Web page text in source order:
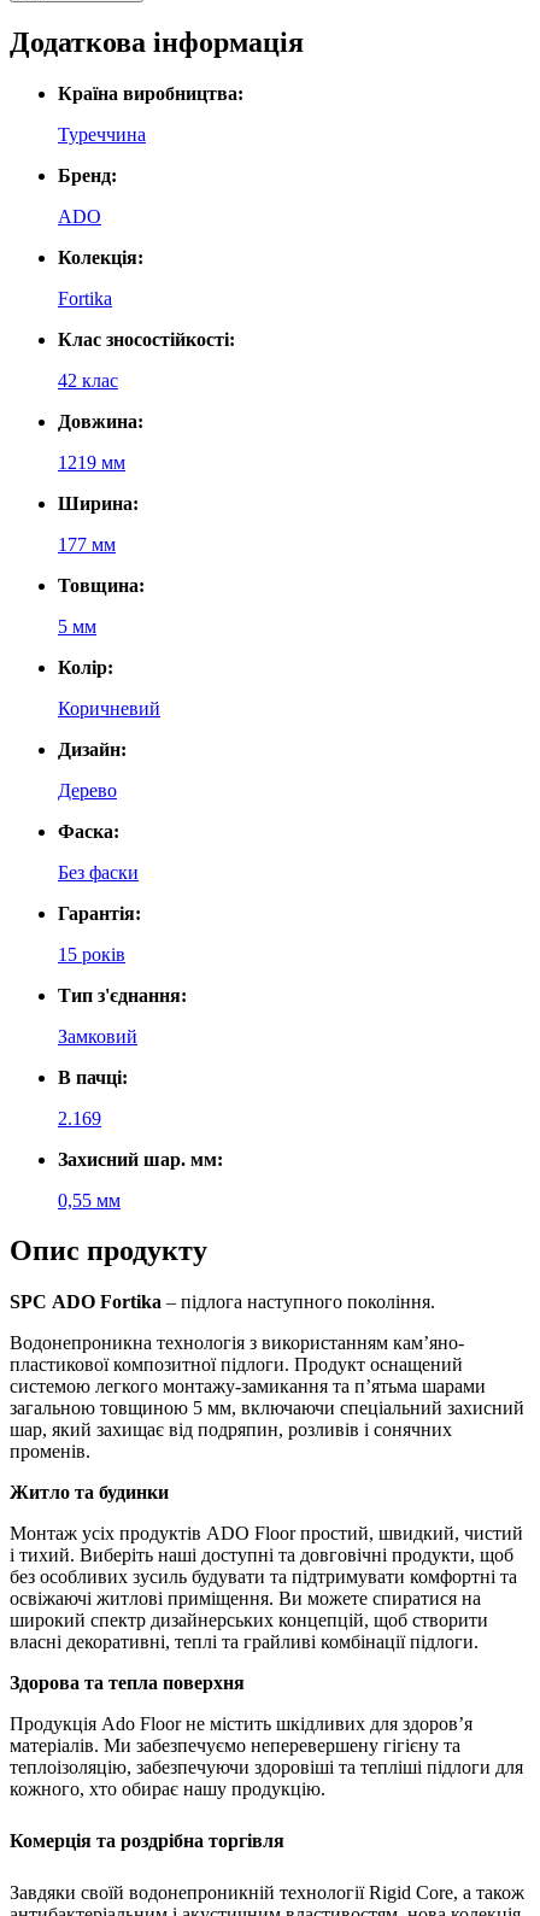
Додаткова інформація
Країна виробництва:
Туреччина
Бренд:
ADO
Колекція:
Fortika
Клас зносостійкості:
42 клас
Довжина:
1219 мм
Ширина:
177 мм
Товщина:
5 мм
Колір:
Коричневий
Дизайн:
Дерево
Фаска:
Без фаски
Гарантія:
15 років
Тип з'єднання:
Замковий
В пачці:
2.169
Захисний шар. мм:
0,55 мм
Опис продукту
SPC ADO Fortika – підлога наступного покоління.
Водонепроникна технологія з використанням кам’яно-
пластикової композитноїпідлоги. Продукт оснащений
системою легкого монтажу-замикання та п’ятьма шарами
загальною товщиною 5 мм, включаючи спеціальний захисний
шар, який захищає від подряпин, розливів і сонячних
променів.
Житло та будинки
Монтаж усіх продуктів ADO Floor простий, швидкий, чистий
і тихий. Виберіть наші доступні та довговічні продукти, щоб
без особливих зусиль будувати та підтримувати комфортні та
освіжаючі житлові приміщення. Ви можете спиратися на
широкий спектр дизайнерських концепцій, щоб створити
власні декоративні, теплі та грайливі комбінації підлоги.
Здорова та тепла поверхня
Продукція Ado Floor не містить шкідливих для здоров’я
матеріалів. Ми забезпечуємо неперевершену гігієну та
теплоізоляцію, забезпечуючи здоровіші та тепліші підлоги для
кожного, хто обирає нашу продукцію.
Комерція та роздрібна торгівля
Завдяки своїй водонепроникній технології Rigid Core, а також